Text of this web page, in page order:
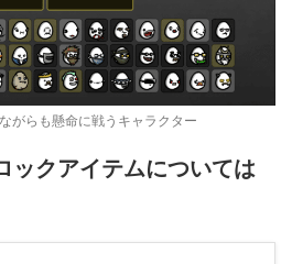
がらも懸命に戦うキャラクター
ックアイテムについては